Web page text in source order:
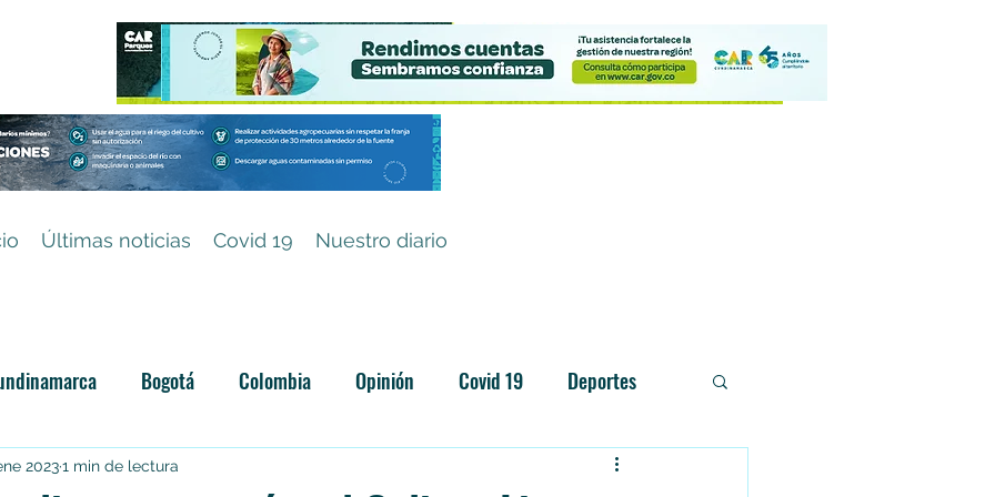
Últimas noticias Covid 19 Nuestro diario
Bogotá Colombia Opinión Covid 19 Deportes
sin título
20231 min de lectura